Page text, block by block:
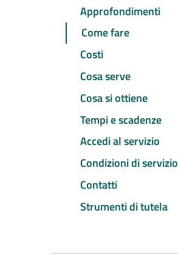
Approfondimenti
Come fare
Costi
Cosa serve
Cosa si ottiene
Tempi e scadenze
Accedi al servizio
Condizioni di servizio
Contatti
Strumenti di tutela